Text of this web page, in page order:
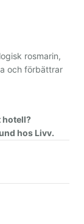
rosmarin,
och förbättrar
hotell?
hos Livv.